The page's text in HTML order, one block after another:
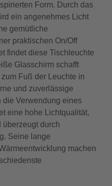
Form. Durch das
ein angenehmes Licht
gemütliche
praktischen On/Off
findet diese Tischleuchte
Glasschirm schafft
Fuß der Leuchte in
und zuverlässige
die Verwendung eines
eine hohe Lichtqualität,
durch
Seine lange
machen